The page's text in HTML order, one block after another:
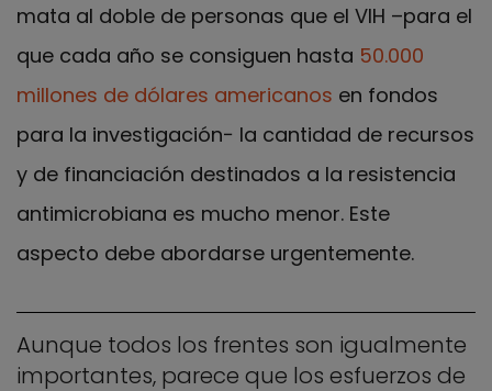
mata al doble de personas que el VIH –para el
que cada año se consiguen hasta 50.000
millones de dólares americanos en fondos
para la investigación− la cantidad de recursos
y de financiación destinados a la resistencia
antimicrobiana es mucho menor. Este
aspecto debe abordarse urgentemente.
Aunque todos los frentes son igualmente
importantes, parece que los esfuerzos de